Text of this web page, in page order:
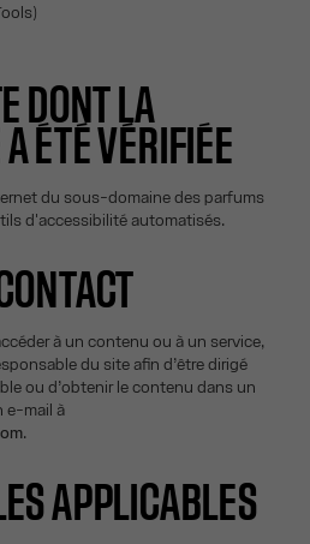
DONT LA
ÉTÉ VÉRIFIÉE
du sous-domaine des parfums
d'accessibilité automatisés.
à un contenu ou à un service,
du site afin d’être dirigé
ou d’obtenir le contenu dans un
e-mail à
.
APPLICABLES